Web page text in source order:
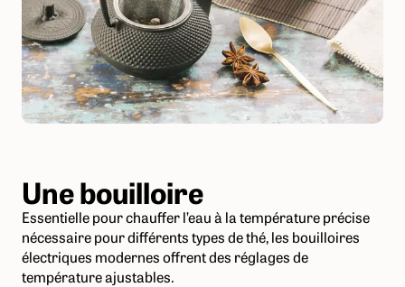
Une bouilloire
Essentielle pour chauffer l’eau à la température précise
nécessaire pour différents types de thé, les bouilloires
électriques modernes offrent des réglages de
température ajustables.